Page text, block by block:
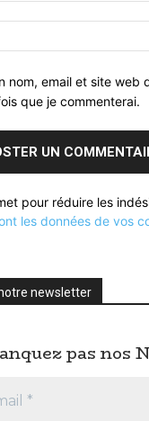
nom, email et site web
que je commenterai.
pour réduire les
les données de vos
newsletter
pas nos